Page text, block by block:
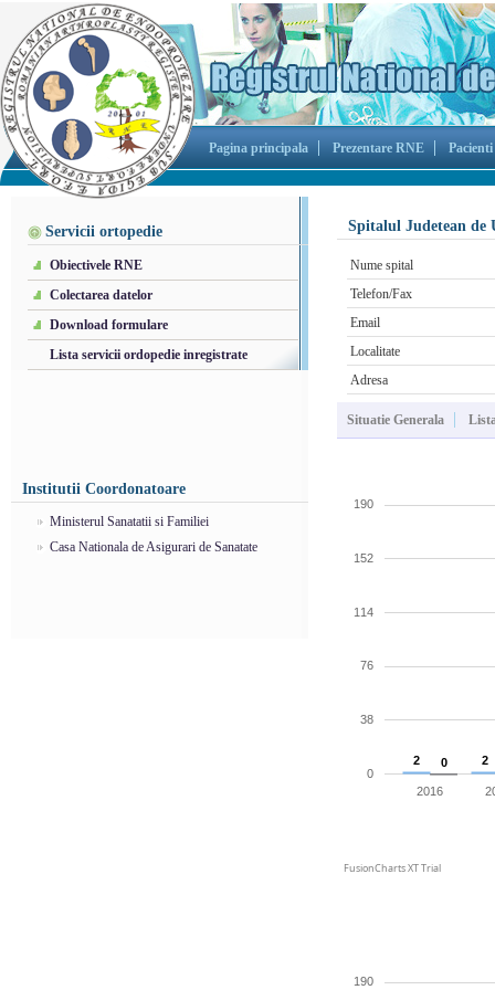
Pagina principala Prezentare RNE Pacienti
Servicii ortopedie
Obiectivele RNE
Colectarea datelor
Download formulare
Lista servicii ordopedie inregistrate
Institutii Coordonatoare
Ministerul Sanatatii si Familiei
Casa Nationala de Asigurari de Sanatate
Spitalul Judetean de
Nume spital
Telefon/Fax
Email
Localitate
Adresa
Situatie Generala
0
38
76
114
152
190
2016
2 2
0
FusionCharts XT Trial
190